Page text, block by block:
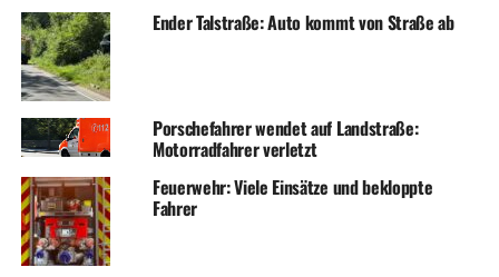
Ender Talstraße: Auto kommt von Straße ab
Porschefahrer wendet auf Landstraße:
Motorradfahrer verletzt
Feuerwehr: Viele Einsätze und bekloppte
Fahrer